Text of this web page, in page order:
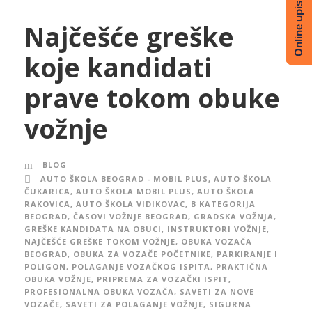
Najčešće greške
koje kandidati
prave tokom obuke
vožnje
BLOG
AUTO ŠKOLA BEOGRAD - MOBIL PLUS , AUTO ŠKOLA
ČUKARICA , AUTO ŠKOLA MOBIL PLUS , AUTO ŠKOLA
RAKOVICA , AUTO ŠKOLA VIDIKOVAC, B KATEGORIJA
BEOGRAD, ČASOVI VOŽNJE BEOGRAD, GRADSKA VOŽNJA ,
GREŠKE KANDIDATA NA OBUCI , INSTRUKTORI VOŽNJE,
NAJČEŠĆE GREŠKE TOKOM VOŽNJE, OBUKA VOZAČA
BEOGRAD, OBUKA ZA VOZAČE POČETNIKE, PARKIRANJE I
POLIGON , POLAGANJE VOZAČKOG ISPITA , PRAKTIČNA
OBUKA VOŽNJE, PRIPREMA ZA VOZAČKI ISPIT ,
PROFESIONALNA OBUKA VOZAČA , SAVETI ZA NOVE
VOZAČE, SAVETI ZA POLAGANJE VOŽNJE, SIGURNA
Online upis